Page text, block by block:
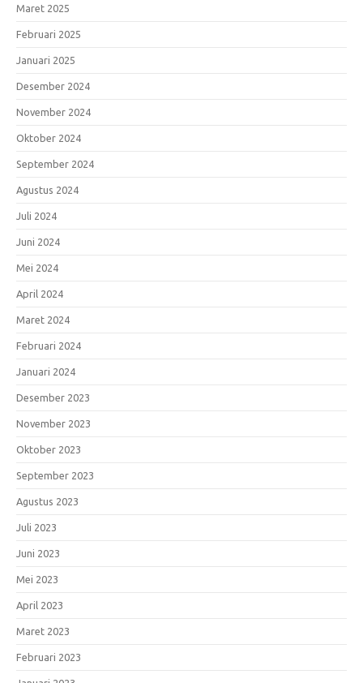
Maret 2025
Februari 2025
Januari 2025
Desember 2024
November 2024
Oktober 2024
September 2024
Agustus 2024
Juli 2024
Juni 2024
Mei 2024
April 2024
Maret 2024
Februari 2024
Januari 2024
Desember 2023
November 2023
Oktober 2023
September 2023
Agustus 2023
Juli 2023
Juni 2023
Mei 2023
April 2023
Maret 2023
Februari 2023